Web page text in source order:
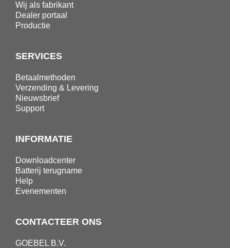
Wij als fabrikant
Dealer portaal
Productie
SERVICES
Betaalmethoden
Verzending & Levering
Nieuwsbrief
Support
INFORMATIE
Downloadcenter
Batterij terugname
Help
Evenementen
CONTACTEER ONS
GOEBEL B.V.